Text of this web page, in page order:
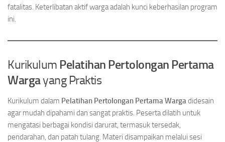
fatalitas. Keterlibatan aktif warga adalah kunci keberhasilan program
ini.
Kurikulum Pelatihan Pertolongan Pertama
Wargayang Praktis
Kurikulum dalam Pelatihan Pertolongan Pertama Wargadidesain
agar mudah dipahami dan sangat praktis. Peserta dilatih untuk
mengatasi berbagai kondisi darurat, termasuk tersedak,
pendarahan, dan patah tulang. Materi disampaikan melalui sesi